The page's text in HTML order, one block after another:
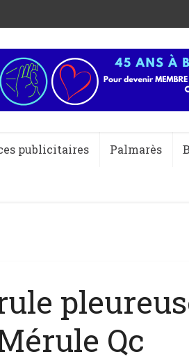
publicitaires Palmarès
Qc